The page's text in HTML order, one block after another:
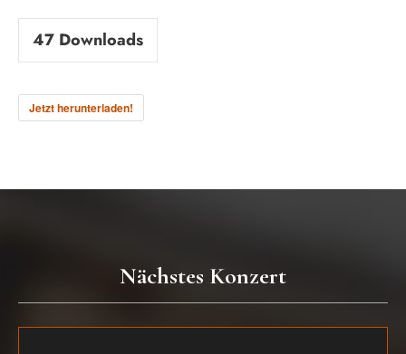
47 Downloads
Jetzt herunterladen!
Nächstes Konzert